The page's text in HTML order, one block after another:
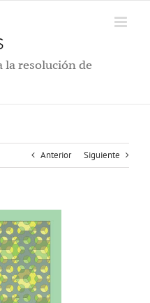
la resolución de
Anterior Siguiente